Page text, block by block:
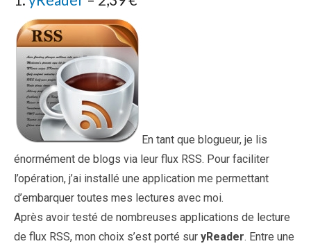
En tant que blogueur, je lis
énormément de blogs via leur flux RSS. Pour faciliter
l’opération, j’ai installé une application me permettant
d’embarquer toutes mes lectures avec moi.
Après avoir testé de nombreuses applications de lecture
de flux RSS, mon choix s’est porté sur yReader. Entre une